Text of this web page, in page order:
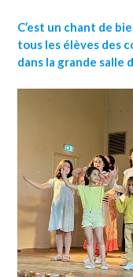
C’est un chant de
tous les élèves des
dans la grande salle